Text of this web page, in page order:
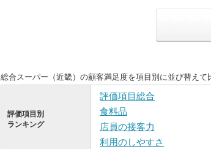
総合スーパー（近畿）の顧客満足度を項目別に並び替えて
評価項目別
ランキング
評価項目総合
食料品
店員の接客力
利用のしやすさ